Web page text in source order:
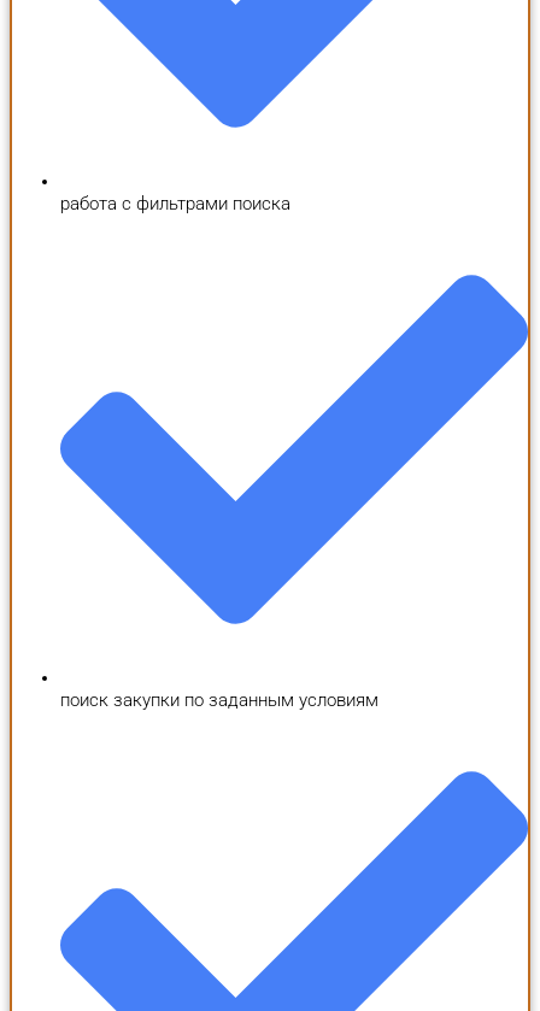
работа с фильтрами поиска
поиск закупки по заданным условиям